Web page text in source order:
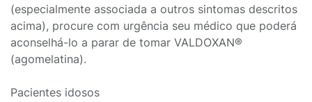
(especialmente associada a outros sintomas descritos
acima), procure com urgência seu médico que poderá
aconselhá-lo a parar de tomar VALDOXAN®
(agomelatina).
Pacientes idosos